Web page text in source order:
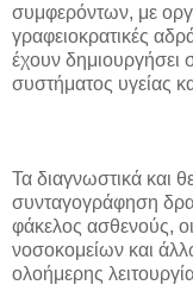
συμφερόντων, με
γραφειοκρατικές
έχουν δημιουργήσει
συστήματος υγείας
Τα διαγνωστικά και
συνταγογράφηση
φάκελος ασθενούς,
νοσοκομείων και
ολοήμερης